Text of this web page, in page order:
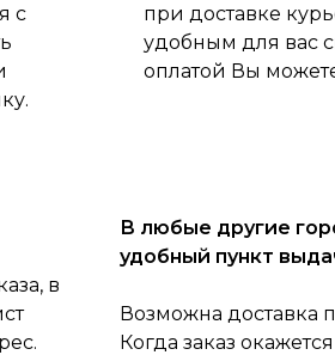
с
при доставке
удобным для вас
оплатой Вы
в
В любые другие
удобный пункт
Возможна доставка
Когда заказ